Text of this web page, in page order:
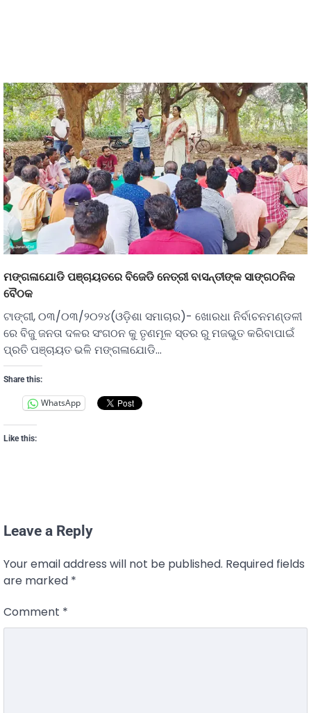
ମଙ୍ଗଳାଯୋଡି ପଞ୍ଚାୟତରେ ବିଜେଡି ନେତ୍ରୀ ବାସନ୍ତୀଙ୍କ ସାଙ୍ଗଠନିକ
ବୈଠକ
ଟାଙ୍ଗୀ, ୦୩/୦୩/୨୦୨୪(ଓଡ଼ିଶା ସମାଚାର)- ଖୋରଧା ନିର୍ବାଚନମଣ୍ଡଳୀ
ରେ ବିଜୁ ଜନତା ଦଳର ସଂଗଠନ କୁ ତୃଣମୂଳ ସ୍ତର ରୁ ମଜଭୁତ କରିବାପାଇଁ
ପ୍ରତି ପଞ୍ଚାୟତ ଭଳି ମଙ୍ଗଳାଯୋଡି…
Share this:
WhatsApp
Like this:
Leave a Reply
Your email address will not be published. Required fields
are marked *
Comment *